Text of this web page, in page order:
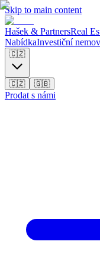
Skip to main content
Hašek & PartnersReal
NabídkaInvestiční
🇨🇿
🇨🇿 🇬🇧
Prodat s námi